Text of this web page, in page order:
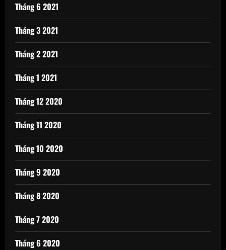
Tháng 6 2021
Tháng 3 2021
Tháng 2 2021
Tháng 1 2021
Tháng 12 2020
Tháng 11 2020
Tháng 10 2020
Tháng 9 2020
Tháng 8 2020
Tháng 7 2020
Tháng 6 2020